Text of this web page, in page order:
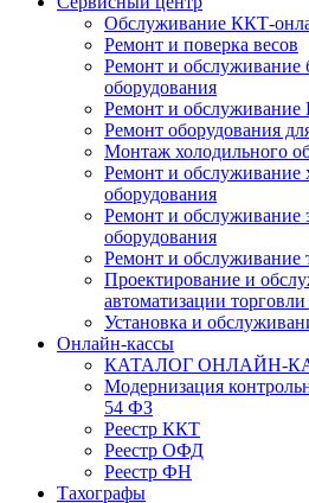
Обслуживание ККТ-
Ремонт и поверка весов
Ремонт и обслуживание
оборудования
Ремонт и обслуживание
Ремонт оборудования
Монтаж холодильного
Ремонт и обслуживание
оборудования
Ремонт и обслуживание
оборудования
Ремонт и обслуживание
Проектирование и
автоматизации торговли
Установка и
Онлайн-кассы
КАТАЛОГ ОНЛАЙН-
Модернизация
54 ФЗ
Реестр ККТ
Реестр ОФД
Реестр ФН
Тахографы